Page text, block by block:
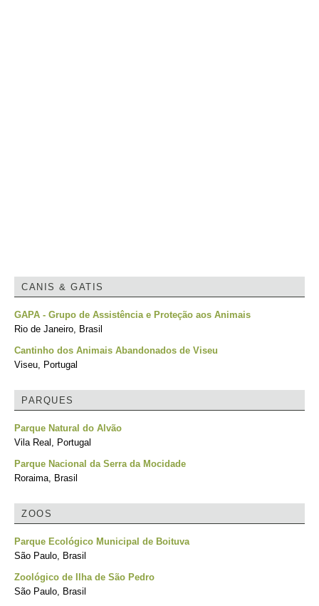
CANIS & GATIS
GAPA - Grupo de Assistência e Proteção aos Animais
Rio de Janeiro, Brasil
Cantinho dos Animais Abandonados de Viseu
Viseu, Portugal
PARQUES
Parque Natural do Alvão
Vila Real, Portugal
Parque Nacional da Serra da Mocidade
Roraima, Brasil
ZOOS
Parque Ecológico Municipal de Boituva
São Paulo, Brasil
Zoológico de Ilha de São Pedro
São Paulo, Brasil